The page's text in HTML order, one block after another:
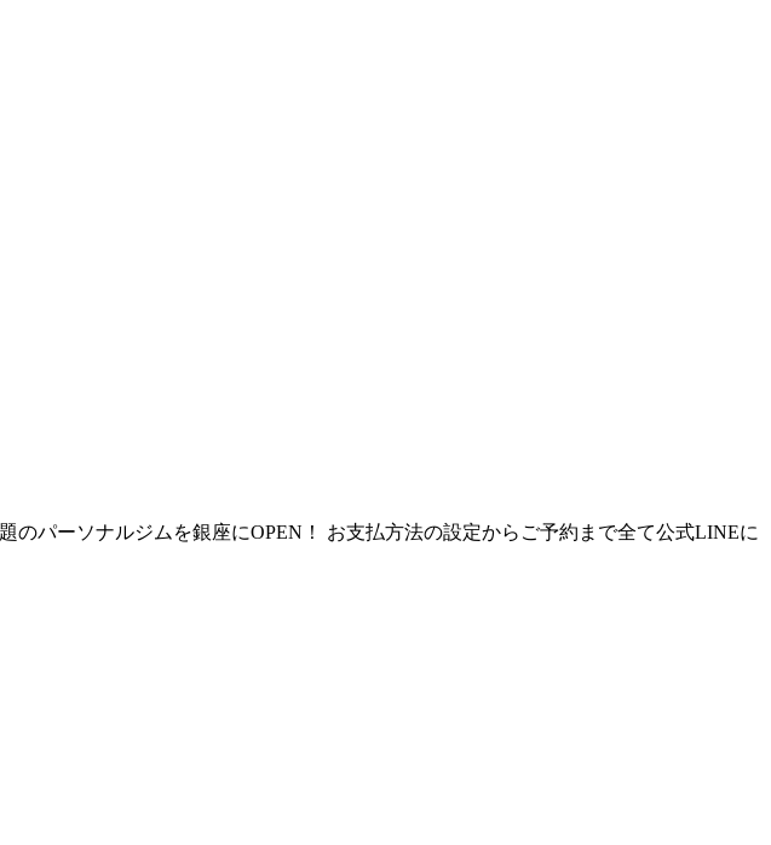
パーソナルジムを銀座にOPEN！ お支払方法の設定からご予約まで全て​公式LINEに